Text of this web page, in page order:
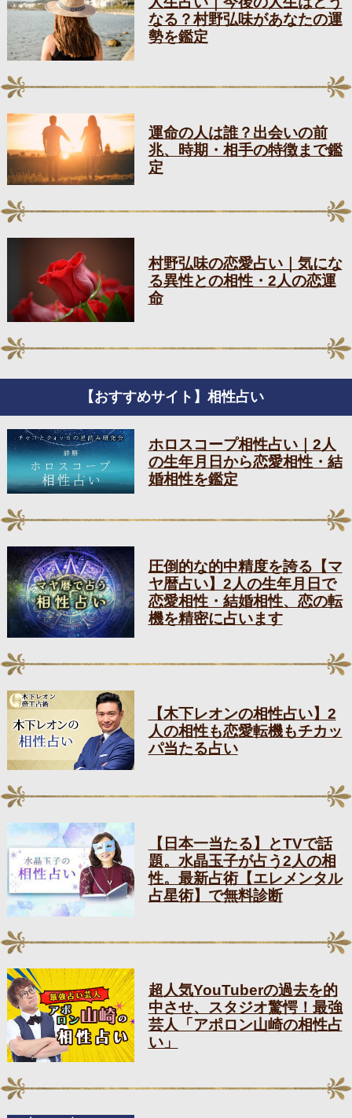
なる？村野弘味があなたの運
勢を鑑定
運命の人は誰？出会いの前
兆、時期・相手の特徴まで鑑
定
村野弘味の恋愛占い｜気にな
る異性との相性・2人の恋運
命
【おすすめサイト】相性占い
ホロスコープ相性占い｜2人
の生年月日から恋愛相性・結
婚相性を鑑定
圧倒的な的中精度を誇る【マ
ヤ暦占い】2人の生年月日で
恋愛相性・結婚相性、恋の転
機を精密に占います
【木下レオンの相性占い】2
人の相性も恋愛転機もチカッ
パ当たる占い
【日本一当たる】とTVで話
題。水晶玉子が占う2人の相
性。最新占術【エレメンタル
占星術】で無料診断
超人気YouTuberの過去を的
中させ、スタジオ驚愕！最強
芸人「アポロン山崎の相性占
い」